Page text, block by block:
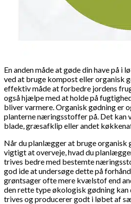
En anden måde at gøde din have på
ved at bruge kompost eller organisk
effektiv måde at forbedre jordens
også hjælpe med at holde på
bliver varmere. Organisk gødning er
planterne næringsstoffer på. Det kan
blade, græsafklip eller andet
Når du planlægger at bruge organisk
vigtigt at overveje, hvad du
trives bedre med bestemte
god ide at undersøge dette på
grøntsager ofte mere kvælstof end
den rette type økologisk gødning kan
trives og producerer godt i løbet af